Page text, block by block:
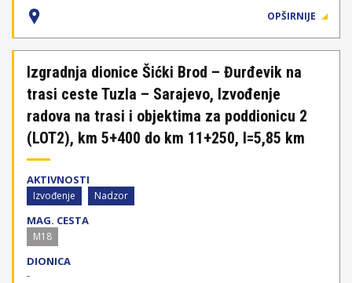
OPŠIRNIJE
Izgradnja dionice Šićki Brod – Đurđevik na
trasi ceste Tuzla – Sarajevo, Izvođenje
radova na trasi i objektima za poddionicu 2
(LOT2), km 5+400 do km 11+250, l=5,85 km
AKTIVNOSTI
Izvođenje Nadzor
MAG. CESTA
M18
DIONICA
-